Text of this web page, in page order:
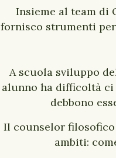
Insieme al team di
fornisco strumenti
A scuola sviluppo
alunno ha difficoltà ci
debbono
Il counselor
ambiti: